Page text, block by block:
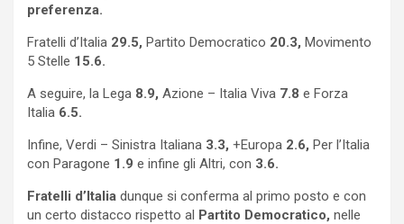
preferenza.
Fratelli d’Italia 29.5, Partito Democratico 20.3, Movimento
5 Stelle 15.6.
A seguire, la Lega 8.9, Azione – Italia Viva 7.8 e Forza
Italia 6.5.
Infine, Verdi – Sinistra Italiana 3.3, +Europa 2.6, Per l’Italia
con Paragone 1.9 e infine gli Altri, con 3.6.
Fratelli d’Italia dunque si conferma al primo posto e con
un certo distacco rispetto al Partito Democratico, nelle